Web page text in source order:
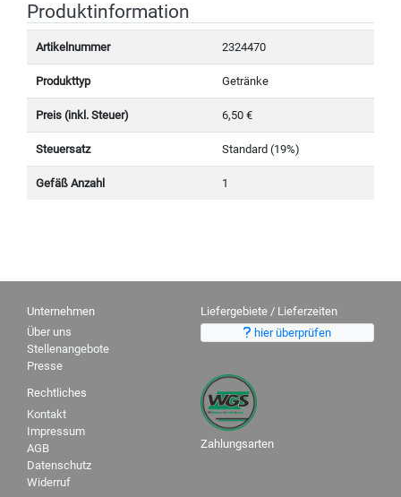
Produktinformation
Artikelnummer 2324470
Produkttyp Getränke
Preis (inkl. Steuer) 6,50 €
Steuersatz Standard (19%)
Gefäß Anzahl 1
Zahlungsarten
Unternehmen
Über uns
Stellenangebote
Presse
Liefergebiete / Lieferzeiten
hier überprüfen
Rechtliches
Kontakt
Impressum
AGB
Datenschutz
Widerruf